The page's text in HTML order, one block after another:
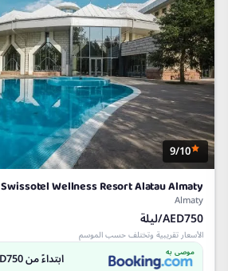
9/10
Swissotel Wellness Resort Alatau Almaty
Almaty
AED750/ليلة
الأسعار تقريبية وتختلف حسب الموسم
موصى به ابتداءً من AED750